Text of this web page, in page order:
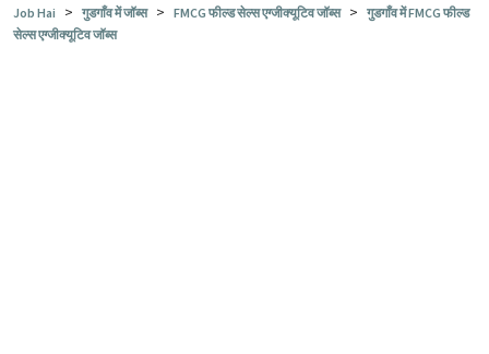
Job Hai > गुडगाँव में जॉब्स > FMCG फील्ड सेल्स एग्जीक्यूटिव जॉब्स > गुडगाँव में FMCG फील्ड
सेल्स एग्जीक्यूटिव जॉब्स